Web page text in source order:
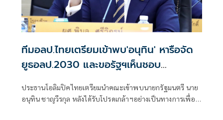
ทีมอลป.ไทยเตรียมเข้าพบ'อนุทิน' หารือจัด
ยูธอลป.2030 และขอรัฐฯเห็นชอบ
ประธานโอลิมปิคไทยเตรียมนำคณะเข้าพบนายกรัฐมนตรี นาย
อนุทิน ชาญวีรกุล หลังได้รับโปรดเกล้าฯอย่างเป็นทางการเพื่อ